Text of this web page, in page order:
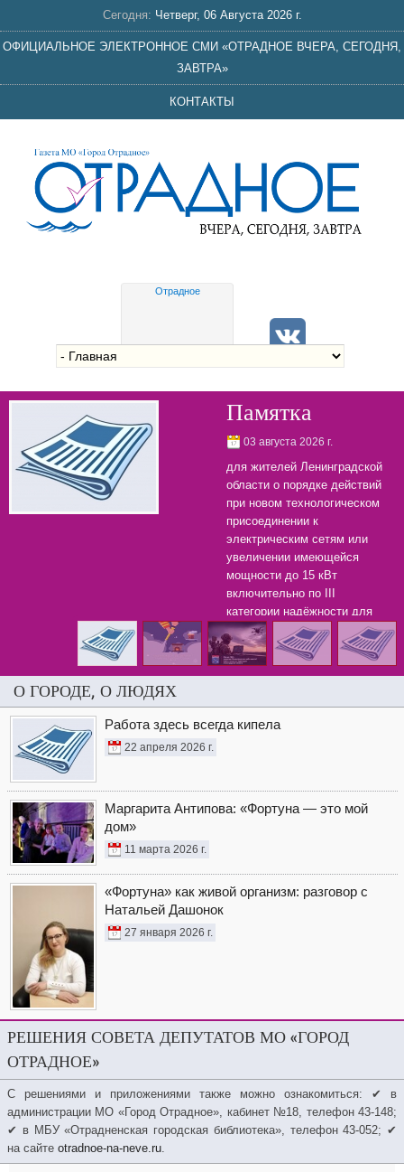
Сегодня: Четверг, 06 Августа 2026 г.
ОФИЦИАЛЬНОЕ ЭЛЕКТРОННОЕ СМИ «ОТРАДНОЕ ВЧЕРА, СЕГОДНЯ,
ЗАВТРА»
КОНТАКТЫ
Отрадное
Памятка
03 августа 2026 г.
для жителей Ленинградской
области о порядке действий
при новом технологическом
присоединении к
электрическим сетям или
увеличении имеющейся
мощности до 15 кВт
включительно по III
категории надёжности для
бытовых нужд.
О ГОРОДЕ, О ЛЮДЯХ
Работа здесь всегда кипела
22 апреля 2026 г.
Маргарита Антипова: «Фортуна — это мой
дом»
11 марта 2026 г.
«Фортуна» как живой организм: разговор с
Натальей Дашонок
27 января 2026 г.
РЕШЕНИЯ СОВЕТА ДЕПУТАТОВ МО «ГОРОД
ОТРАДНОЕ»
С решениями и приложениями также можно ознакомиться: ✔ в
администрации МО «Город Отрадное», кабинет №18, телефон 43-148;
✔ в МБУ «Отрадненская городская библиотека», телефон 43-052; ✔
на сайте otradnoe-na-neve.ru.